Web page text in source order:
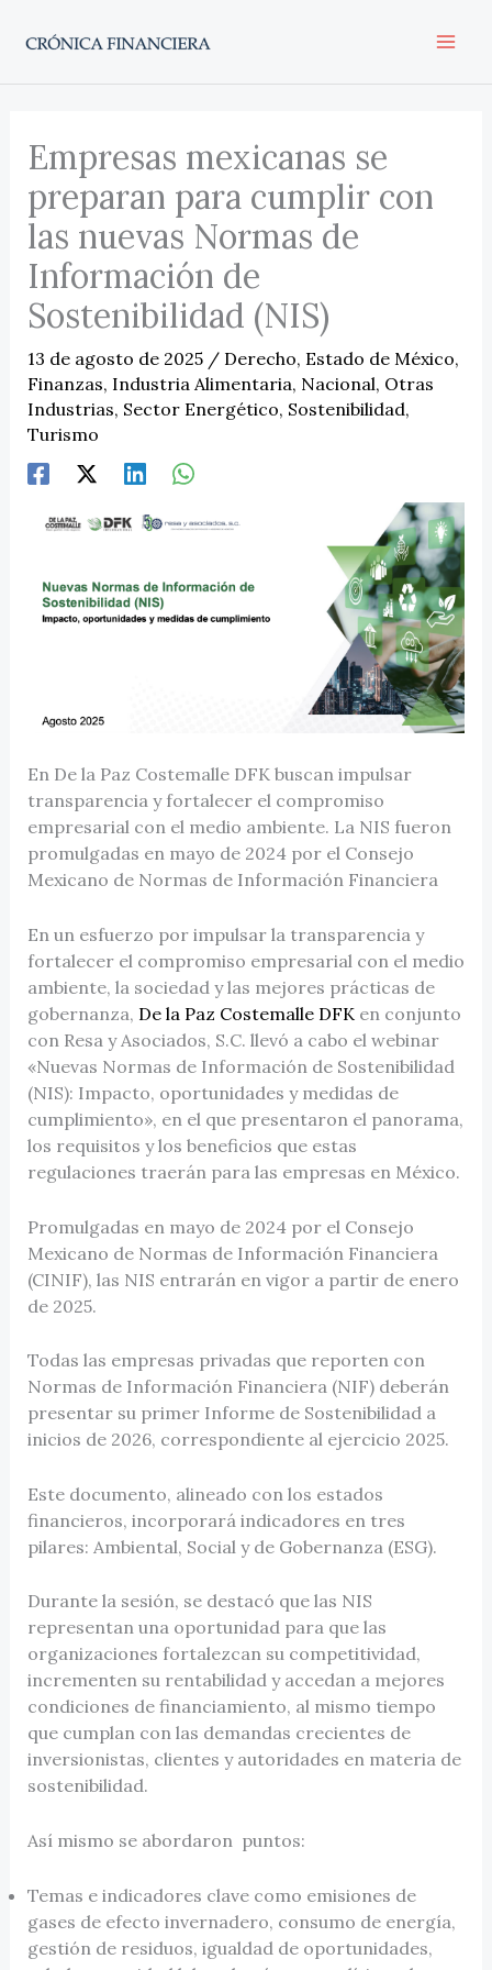
Empresas mexicanas se
preparan para cumplir con
las nuevas Normas de
Información de
Sostenibilidad (NIS)
13 de agosto de 2025 / Derecho, Estado de México,
Finanzas, Industria Alimentaria, Nacional, Otras
Industrias, Sector Energético, Sostenibilidad,
Turismo
En De la Paz Costemalle DFK buscan impulsar
transparencia y fortalecer el compromiso
empresarial con el medio ambiente. La NIS fueron
promulgadas en mayo de 2024 por el Consejo
Mexicano de Normas de Información Financiera
En un esfuerzo por impulsar la transparencia y
fortalecer el compromiso empresarial con el medio
ambiente, la sociedad y las mejores prácticas de
gobernanza, De la Paz Costemalle DFKen conjunto
con Resa y Asociados, S.C. llevó a cabo el webinar
«Nuevas Normas de Información de Sostenibilidad
(NIS): Impacto, oportunidades y medidas de
cumplimiento», en el que presentaron el panorama,
los requisitos y los beneficios que estas
regulaciones traerán para las empresas en México.
Promulgadas en mayo de 2024 por el Consejo
Mexicano de Normas de Información Financiera
(CINIF), las NIS entrarán en vigor a partir de enero
de 2025.
Todas las empresas privadas que reporten con
Normas de Información Financiera (NIF) deberán
presentar su primer Informe de Sostenibilidad a
inicios de 2026, correspondiente al ejercicio 2025.
Este documento, alineado con los estados
financieros, incorporará indicadores en tres
pilares: Ambiental, Social y de Gobernanza (ESG).
Durante la sesión, se destacó que las NIS
representan una oportunidad para que las
organizaciones fortalezcan su competitividad,
incrementen su rentabilidad y accedan a mejores
condiciones de financiamiento, al mismo tiempo
que cumplan con las demandas crecientes de
inversionistas, clientes y autoridades en materia de
sostenibilidad.
Así mismo se abordaron puntos:
Temas e indicadores clave como emisiones de
gases de efecto invernadero, consumo de energía,
gestión de residuos, igualdad de oportunidades,